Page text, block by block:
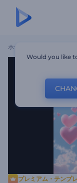
ホーム
プレミアム・テンプ
Would you like